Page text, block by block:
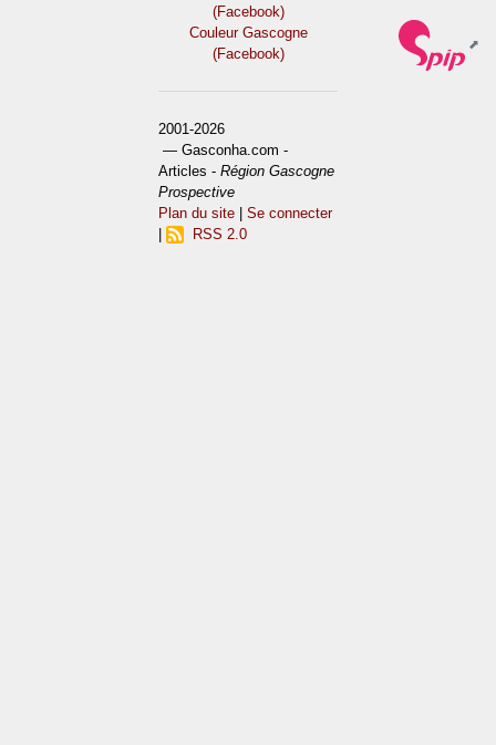
(Facebook)
Couleur Gascogne
(Facebook)
2001-2026
— Gasconha.com -
Articles -Région Gascogne
Prospective
Plan du site |Se connecter
RSS 2.0